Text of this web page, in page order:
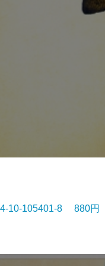
10-105401-8 880円